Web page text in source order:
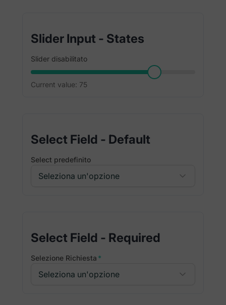
Slider Input - States
Slider disabilitato
Current value: 75
Select Field - Default
Select predefinito
Select Field - Required
Selezione Richiesta *